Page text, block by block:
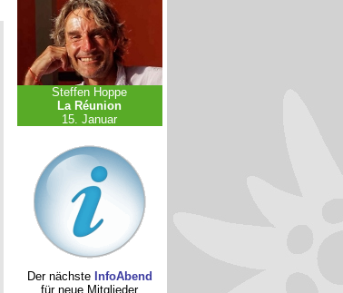
Steffen Hoppe
La Réunion
15. Januar
Der nächste InfoAbend
für neue Mitglieder